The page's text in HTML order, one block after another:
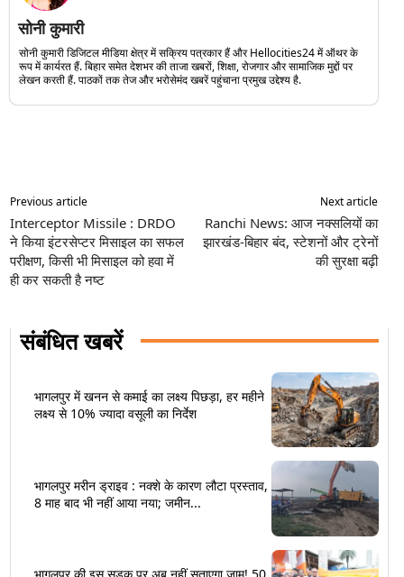
सोनी कुमारी
सोनी कुमारी डिजिटल मीडिया क्षेत्र में सक्रिय पत्रकार हैं और Hellocities24 में ऑथर के
रूप में कार्यरत हैं. बिहार समेत देशभर की ताजा खबरों, शिक्षा, रोजगार और सामाजिक मुद्दों पर
लेखन करती हैं. पाठकों तक तेज और भरोसेमंद खबरें पहुंचाना प्रमुख उद्देश्य है.
Previous article
Interceptor Missile : DRDO
ने किया इंटरसेप्टर मिसाइल का सफल
परीक्षण, किसी भी मिसाइल को हवा में
ही कर सकती है नष्ट
Next article
Ranchi News: आज नक्सलियों का
झारखंड-बिहार बंद, स्टेशनों और ट्रेनों
की सुरक्षा बढ़ी
संबंधित खबरें
भागलपुर में खनन से कमाई का लक्ष्य पिछड़ा, हर महीने
लक्ष्य से 10% ज्यादा वसूली का निर्देश
भागलपुर मरीन ड्राइव : नक्शे के कारण लौटा प्रस्ताव,
8 माह बाद भी नहीं आया नया; जमीन...